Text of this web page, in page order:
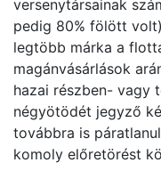
versenytársainak
pedig 80% fölött
legtöbb márka a
magánvásárlások
hazai részben- vagy
négyötödét jegyző
továbbra is
komoly előretörést